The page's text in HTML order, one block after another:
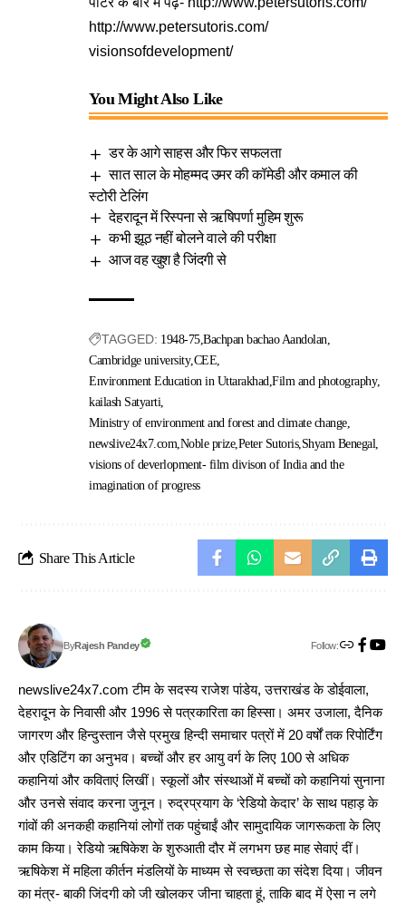
http://www.petersutoris.com/
visionsofdevelopment/
You Might Also Like
डर के आगे साहस और फिर सफलता
सात साल के मोहम्मद उमर की कॉमेडी और कमाल की
स्टोरी टेलिंग
देहरादून में रिस्पना से ऋषिपर्णा मुहिम शुरू
कभी झूठ नहीं बोलने वाले की परीक्षा
आज वह खुश है जिंदगी से
TAGGED: 1948-75 Bachpan bachao Aandolan
Cambridge university CEE
Environment Education in Uttarakhad Film and photography
kailash Satyarti
Ministry of environment and forest and climate change
newslive24x7.com Noble prize Peter Sutoris Shyam Benegal
visions of deverlopment- film divison of India and the
imagination of progress
Share This Article
ByRajesh Pandey Follow:
newslive24x7.com टीम के सदस्य राजेश पांडेय, उत्तराखंड के डोईवाला,
देहरादून के निवासी और 1996 से पत्रकारिता का हिस्सा। अमर उजाला, दैनिक
जागरण और हिन्दुस्तान जैसे प्रमुख हिन्दी समाचार पत्रों में 20 वर्षों तक रिपोर्टिंग
और एडिटिंग का अनुभव। बच्चों और हर आयु वर्ग के लिए 100 से अधिक
कहानियां और कविताएं लिखीं। स्कूलों और संस्थाओं में बच्चों को कहानियां सुनाना
और उनसे संवाद करना जुनून। रुद्रप्रयाग के ‘रेडियो केदार’ के साथ पहाड़ के
गांवों की अनकही कहानियां लोगों तक पहुंचाईं और सामुदायिक जागरूकता के लिए
काम किया। रेडियो ऋषिकेश के शुरुआती दौर में लगभग छह माह सेवाएं दीं।
ऋषिकेश में महिला कीर्तन मंडलियों के माध्यम से स्वच्छता का संदेश दिया। जीवन
का मंत्र- बाकी जिंदगी को जी खोलकर जीना चाहता हूं, ताकि बाद में ऐसा न लगे